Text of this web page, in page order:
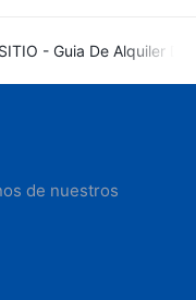
- Guia De Alquiler De
de nuestros